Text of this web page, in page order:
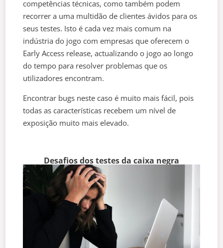
competências técnicas, como também podem
recorrer a uma multidão de clientes ávidos para os
seus testes. Isto é cada vez mais comum na
indústria do jogo com empresas que oferecem o
Early Access release, actualizando o jogo ao longo
do tempo para resolver problemas que os
utilizadores encontram.
Encontrar bugs neste caso é muito mais fácil, pois
todas as características recebem um nível de
exposição muito mais elevado.
Desafios dos testes da caixa negra